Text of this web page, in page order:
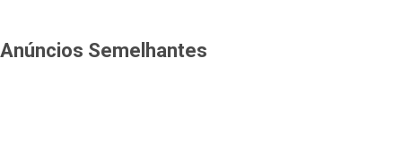
Anúncios Semelhantes